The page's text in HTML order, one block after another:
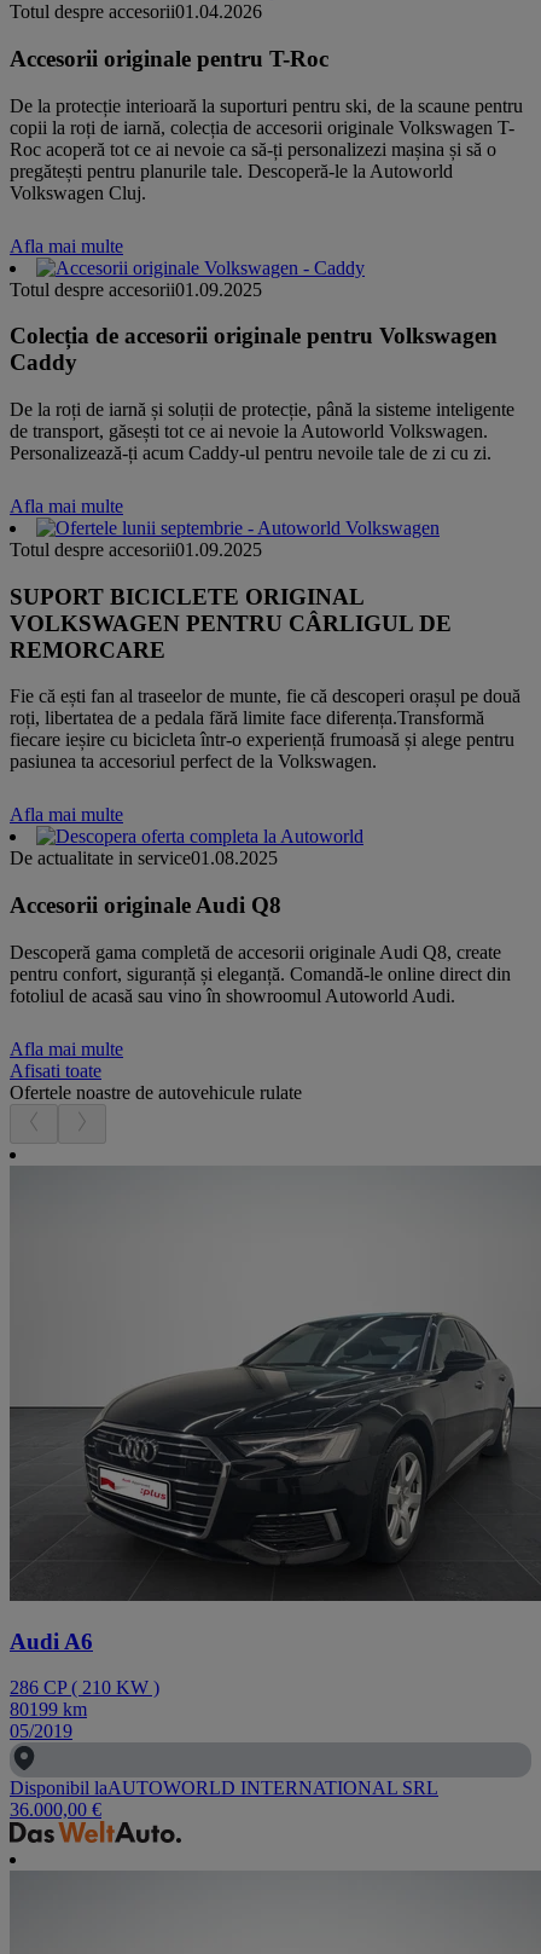
Totul despre accesorii01.04.2026
Accesorii originale pentru T-Roc
De la protecție interioară la suporturi pentru ski, de la scaune pentru
copii la roți de iarnă, colecția de accesorii originale Volkswagen T-
Roc acoperă tot ce ai nevoie ca să-ți personalizezi mașina și să o
pregătești pentru planurile tale. Descoperă-le la Autoworld
Volkswagen Cluj.
Afla mai multe
Totul despre accesorii01.09.2025
Colecția de accesorii originale pentru Volkswagen
Caddy
De la roți de iarnă și soluții de protecție, până la sisteme inteligente
de transport, găsești tot ce ai nevoie la Autoworld Volkswagen.
Personalizează-ți acum Caddy-ul pentru nevoile tale de zi cu zi.
Afla mai multe
Totul despre accesorii01.09.2025
SUPORT BICICLETE ORIGINAL
VOLKSWAGEN PENTRU CÂRLIGUL DE
REMORCARE
Fie că ești fan al traseelor de munte, fie că descoperi orașul pe două
roți, libertatea de a pedala fără limite face diferența.Transformă
fiecare ieșire cu bicicleta într-o experiență frumoasă și alege pentru
pasiunea ta accesoriul perfect de la Volkswagen.
Afla mai multe
De actualitate in service01.08.2025
Accesorii originale Audi Q8
Descoperă gama completă de accesorii originale Audi Q8, create
pentru confort, siguranță și eleganță. Comandă-le online direct din
fotoliul de acasă sau vino în showroomul Autoworld Audi.
Afla mai multe
Afisati toate
Ofertele noastre de autovehicule rulate
Audi A6
286 CP( 210 KW )
80199 km
05/2019
Disponibil laAUTOWORLD INTERNATIONAL SRL
36.000,00 €